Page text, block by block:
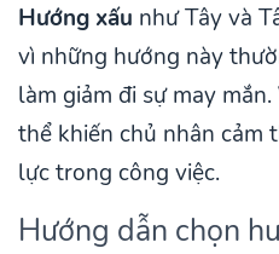
Hướng xấu như Tây và
vì những hướng này
làm giảm đi sự may mắn.
thể khiến chủ nhân cảm
lực trong công việc.
Hướng dẫn chọn